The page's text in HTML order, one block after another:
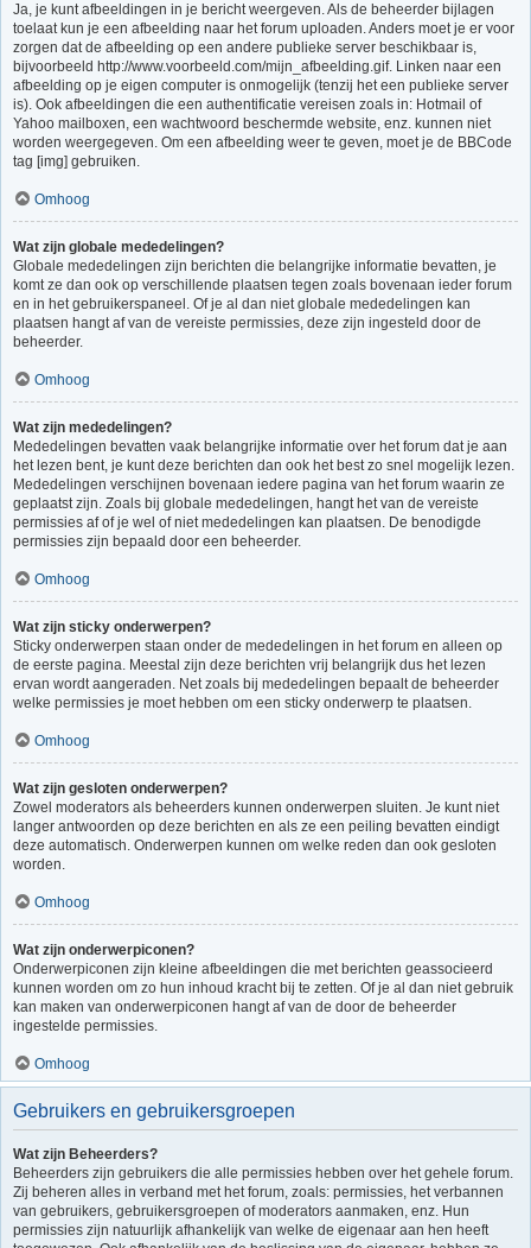
Ja, je kunt afbeeldingen in je bericht weergeven. Als de beheerder bijlagen
toelaat kun je een afbeelding naar het forum uploaden. Anders moet je er voor
zorgen dat de afbeelding op een andere publieke server beschikbaar is,
bijvoorbeeld http://www.voorbeeld.com/mijn_afbeelding.gif. Linken naar een
afbeelding op je eigen computer is onmogelijk (tenzij het een publieke server
is). Ook afbeeldingen die een authentificatie vereisen zoals in: Hotmail of
Yahoo mailboxen, een wachtwoord beschermde website, enz. kunnen niet
worden weergegeven. Om een afbeelding weer te geven, moet je de BBCode
tag [img] gebruiken.
Omhoog
Wat zijn globale mededelingen?
Globale mededelingen zijn berichten die belangrijke informatie bevatten, je
komt ze dan ook op verschillende plaatsen tegen zoals bovenaan ieder forum
en in het gebruikerspaneel. Of je al dan niet globale mededelingen kan
plaatsen hangt af van de vereiste permissies, deze zijn ingesteld door de
beheerder.
Omhoog
Wat zijn mededelingen?
Mededelingen bevatten vaak belangrijke informatie over het forum dat je aan
het lezen bent, je kunt deze berichten dan ook het best zo snel mogelijk lezen.
Mededelingen verschijnen bovenaan iedere pagina van het forum waarin ze
geplaatst zijn. Zoals bij globale mededelingen, hangt het van de vereiste
permissies af of je wel of niet mededelingen kan plaatsen. De benodigde
permissies zijn bepaald door een beheerder.
Omhoog
Wat zijn sticky onderwerpen?
Sticky onderwerpen staan onder de mededelingen in het forum en alleen op
de eerste pagina. Meestal zijn deze berichten vrij belangrijk dus het lezen
ervan wordt aangeraden. Net zoals bij mededelingen bepaalt de beheerder
welke permissies je moet hebben om een sticky onderwerp te plaatsen.
Omhoog
Wat zijn gesloten onderwerpen?
Zowel moderators als beheerders kunnen onderwerpen sluiten. Je kunt niet
langer antwoorden op deze berichten en als ze een peiling bevatten eindigt
deze automatisch. Onderwerpen kunnen om welke reden dan ook gesloten
worden.
Omhoog
Wat zijn onderwerpiconen?
Onderwerpiconen zijn kleine afbeeldingen die met berichten geassocieerd
kunnen worden om zo hun inhoud kracht bij te zetten. Of je al dan niet gebruik
kan maken van onderwerpiconen hangt af van de door de beheerder
ingestelde permissies.
Omhoog
Gebruikers en gebruikersgroepen
Wat zijn Beheerders?
Beheerders zijn gebruikers die alle permissies hebben over het gehele forum.
Zij beheren alles in verband met het forum, zoals: permissies, het verbannen
van gebruikers, gebruikersgroepen of moderators aanmaken, enz. Hun
permissies zijn natuurlijk afhankelijk van welke de eigenaar aan hen heeft